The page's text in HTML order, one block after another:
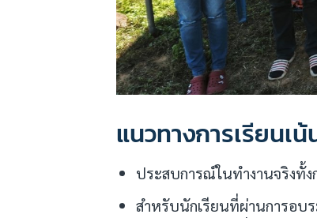
แนวทางการเรียนเน้
ประสบการณ์ในทำงานจริงทั้ง
สำหรับนักเรียนที่ผ่านการอ